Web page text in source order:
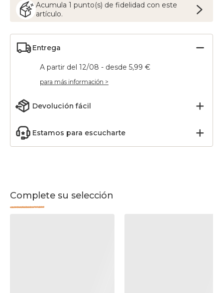
Acumula 1 punto(s) de fidelidad con este
artículo.
Entrega
A partir del 12/08 - desde 5,99 €
para más información >
Devolución fácil
Estamos para escucharte
Complete su selección